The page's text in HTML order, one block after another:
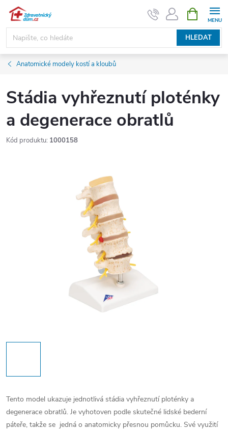
Přejít
obsah
HLEDAT
NÁKUPNÍ
KOŠÍK
Anatomické modely kostí a kloubů
Stádia vyhřeznutí ploténky
a degenerace obratlů
Kód produktu: 1000158
Tento model ukazuje jednotlivá stádia vyhřeznutí ploténky a
degenerace obratlů. Je vyhotoven podle skutečné lidské bederní
páteře, takže se jedná o anatomicky přesnou pomůcku. Své využití